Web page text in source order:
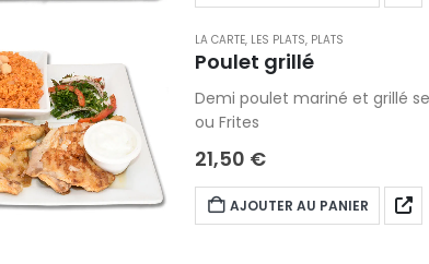
LA CARTE, LES PLATS, PLATS
Poulet grillé
Demi poulet mariné et grillé
ou Frites
21,50 €
AJOUTER AU PANIER